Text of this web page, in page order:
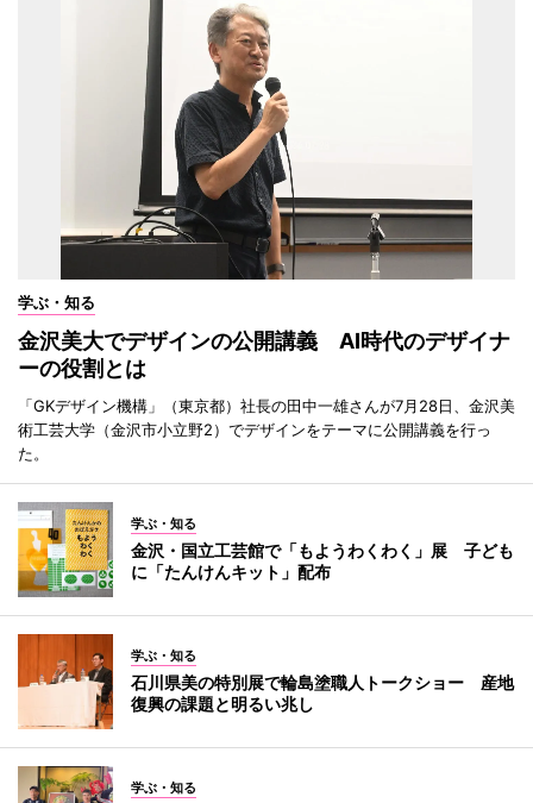
学ぶ・知る
金沢美大でデザインの公開講義 AI時代のデザイナ
ーの役割とは
「GKデザイン機構」（東京都）社長の田中一雄さんが7月28日、金沢美
術工芸大学（金沢市小立野2）でデザインをテーマに公開講義を行っ
た。
学ぶ・知る
金沢・国立工芸館で「もようわくわく」展 子ども
に「たんけんキット」配布
学ぶ・知る
石川県美の特別展で輪島塗職人トークショー 産地
復興の課題と明るい兆し
学ぶ・知る